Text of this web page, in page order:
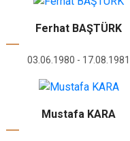
Ferhat BAŞTÜRK
03.06.1980 - 17.08.1981
Mustafa KARA